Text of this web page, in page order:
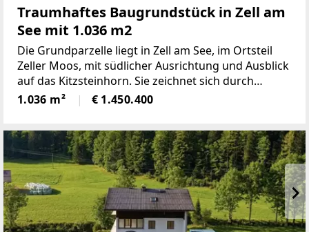
Traumhaftes Baugrundstück in Zell am
See mit 1.036 m2
Die Grundparzelle liegt in Zell am See, im Ortsteil
Zeller Moos, mit südlicher Ausrichtung und Ausblick
auf das Kitzsteinhorn. Sie zeichnet sich durch
ganztägige Besonnung aus.Aufschließung:Die
Grundparzelle wird über die Edelweisstraße
1.036 m² € 1.450.400